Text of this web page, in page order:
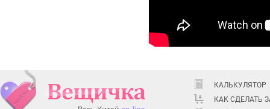
КАЛЬКУЛЯТОР
КАК СДЕЛАТЬ